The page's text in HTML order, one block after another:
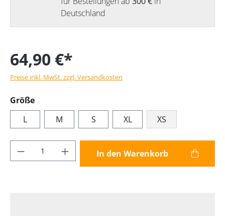
Deutschland
64,90 €*
Preise inkl. MwSt. zzgl. Versandkosten
Größe
L
M S XL XS
Produkt Anzahl: Gib den gewünschten
In den Warenkorb